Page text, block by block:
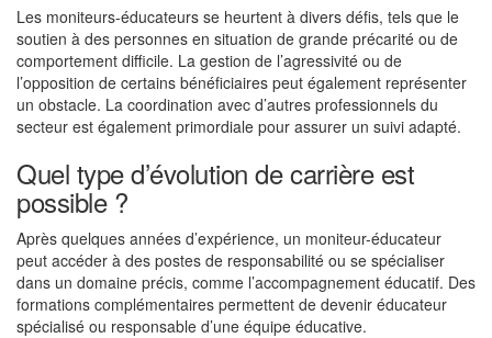
Les moniteurs-éducateurs se heurtent à divers défis, tels que le
soutien à des personnes en situation de grande précarité ou de
comportement difficile. La gestion de l’agressivité ou de
l’opposition de certains bénéficiaires peut également représenter
un obstacle. La coordination avec d’autres professionnels du
secteur est également primordiale pour assurer un suivi adapté.
Quel type d’évolution de carrière est
possible ?
Après quelques années d’expérience, un moniteur-éducateur
peut accéder à des postes de responsabilité ou se spécialiser
dans un domaine précis, comme l’accompagnement éducatif. Des
formations complémentaires permettent de devenir éducateur
spécialisé ou responsable d’une équipe éducative.